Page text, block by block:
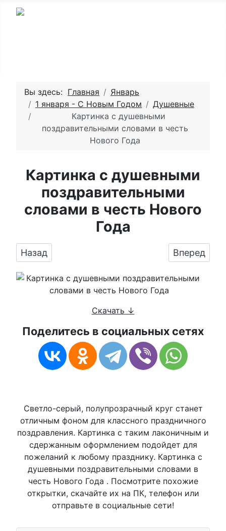
Вы здесь: Главная
Январь
1 января - С Новым Годом
Душевные
Картинка с душевными
поздравительными словами в честь
Нового Года
Картинка с душевными
поздравительными
словами в честь Нового
Года
Предыдущий: Картинка для душевного
Назад Вперед
Скачать ↓
Поделитесь в социальных сетях
Светло-серый, полупрозрачный круг станет
отличным фоном для классного праздничного
поздравления. Картинка с таким лаконичным и
сдержанным оформлением подойдет для
пожеланий к любому празднику. Картинка с
душевными поздравительными словами в
честь Нового Года . Посмотрите похожие
открытки, скачайте их на ПК, телефон или
отправьте в социальные сети!